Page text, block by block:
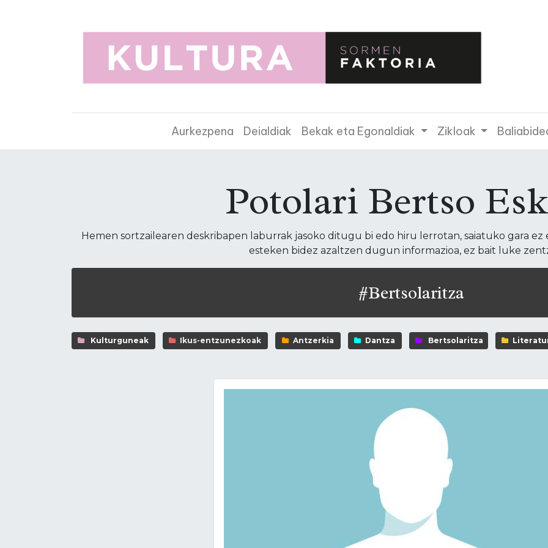
Aurkezpena Deialdiak Bekak eta Egonaldiak Zikloak
Potolari Bertso
Hemen sortzailearen deskribapen laburrak jasoko ditugu bi edo hiru lerrotan, saiatuko gara
esteken bidez azaltzen dugun informazioa, ez bait luke
#Bertsolaritza
Kulturguneak Ikus-entzunezkoak Antzerkia Dantza Bertsolaritza